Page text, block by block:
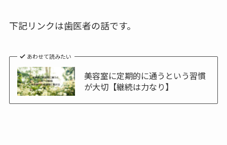
下記リンクは歯医者の話です。
あわせて読みたい
美容室に定期的に通うという習慣
が大切【継続は力なり】